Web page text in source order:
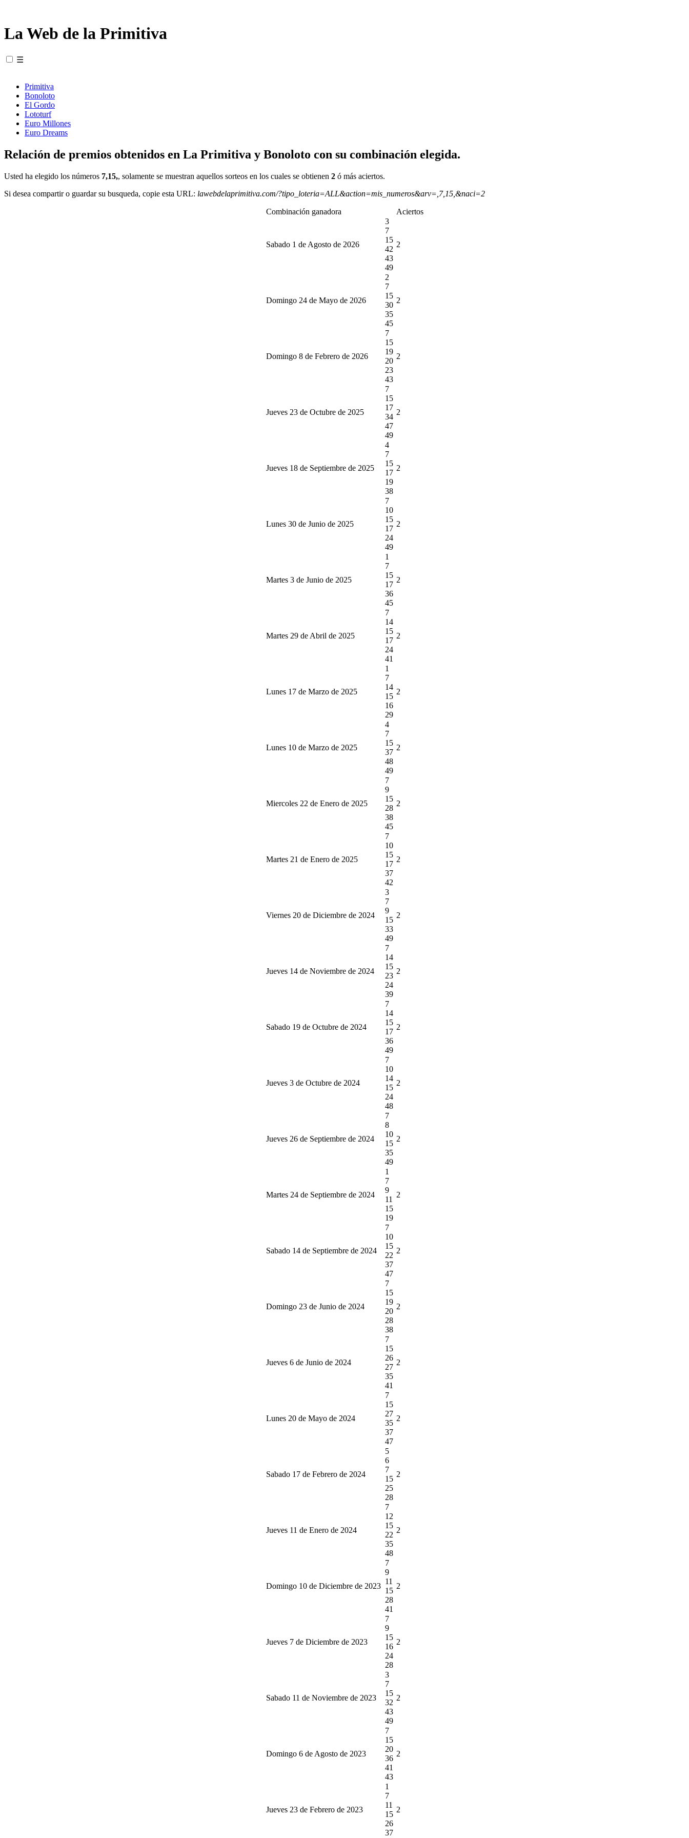
La Web de la Primitiva
☰
Primitiva
Bonoloto
El Gordo
Lototurf
Euro Millones
Euro Dreams
Relación de premios obtenidos en La Primitiva y Bonoloto con su combinación elegida.
Usted ha elegido los números 7,15,, solamente se muestran aquellos sorteos en los cuales se obtienen 2 ó más aciertos.
Si desea compartir o guardar su busqueda, copie esta URL: lawebdelaprimitiva.com/?tipo_loteria=ALL&action=mis_numeros&arv=,7,15,&naci=2
Combinación ganadora Aciertos
Sabado 1 de Agosto de 2026
3
7
15
42
43
49
2
Domingo 24 de Mayo de 2026
2
7
15
30
35
45
2
Domingo 8 de Febrero de 2026
7
15
19
20
23
43
2
Jueves 23 de Octubre de 2025
7
15
17
34
47
49
2
Jueves 18 de Septiembre de 2025
4
7
15
17
19
38
2
Lunes 30 de Junio de 2025
7
10
15
17
24
49
2
Martes 3 de Junio de 2025
1
7
15
17
36
45
2
Martes 29 de Abril de 2025
7
14
15
17
24
41
2
Lunes 17 de Marzo de 2025
1
7
14
15
16
29
2
Lunes 10 de Marzo de 2025
4
7
15
37
48
49
2
Miercoles 22 de Enero de 2025
7
9
15
28
38
45
2
Martes 21 de Enero de 2025
7
10
15
17
37
42
2
Viernes 20 de Diciembre de 2024
3
7
9
15
33
49
2
Jueves 14 de Noviembre de 2024
7
14
15
23
24
39
2
Sabado 19 de Octubre de 2024
7
14
15
17
36
49
2
Jueves 3 de Octubre de 2024
7
10
14
15
24
48
2
Jueves 26 de Septiembre de 2024
7
8
10
15
35
49
2
Martes 24 de Septiembre de 2024
1
7
9
11
15
19
2
Sabado 14 de Septiembre de 2024
7
10
15
22
37
47
2
Domingo 23 de Junio de 2024
7
15
19
20
28
38
2
Jueves 6 de Junio de 2024
7
15
26
27
35
41
2
Lunes 20 de Mayo de 2024
7
15
27
35
37
47
2
Sabado 17 de Febrero de 2024
5
6
7
15
25
28
2
Jueves 11 de Enero de 2024
7
12
15
22
35
48
2
Domingo 10 de Diciembre de 2023
7
9
11
15
28
41
2
Jueves 7 de Diciembre de 2023
7
9
15
16
24
28
2
Sabado 11 de Noviembre de 2023
3
7
15
32
43
49
2
Domingo 6 de Agosto de 2023
7
15
20
36
41
43
2
Jueves 23 de Febrero de 2023
1
7
11
15
26
37
2